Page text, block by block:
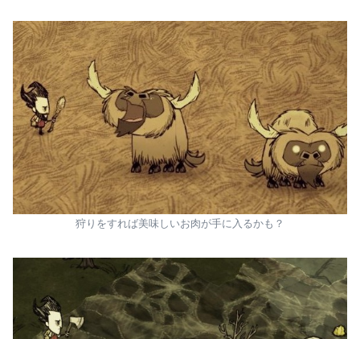
狩りをすれば美味しいお肉が手に入るかも？